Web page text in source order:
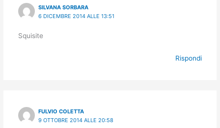
SILVANA SORBARA
6 DICEMBRE 2014 ALLE 13:51
Squisite
Rispondi
FULVIO COLETTA
9 OTTOBRE 2014 ALLE 20:58